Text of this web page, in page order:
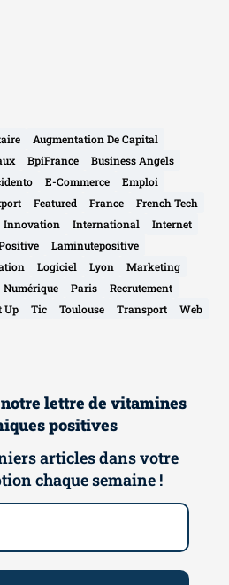
Augmentation De Capital
BpiFrance
Business Angels
E-Commerce
Emploi
Featured France
French Tech
Innovation International
Internet
Laminutepositive
Logiciel Lyon
Marketing
Numérique Paris
Recrutement
Up Tic Toulouse Transport
Web
lettre de vitamines
positives
articles dans votre
chaque semaine !